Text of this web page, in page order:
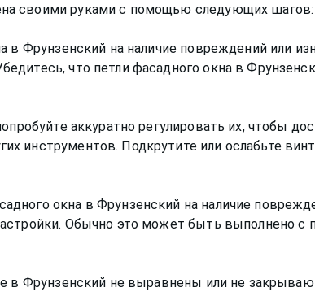
своими руками с помощью следующих шагов:
Фрунзенский на наличие повреждений или
что петли фасадного окна в
аккуратно регулировать их, чтобы
Подкрутите или ослабьте
окна в Фрунзенский на наличие
Обычно это может быть выполнено с
в Фрунзенский не выравнены или не